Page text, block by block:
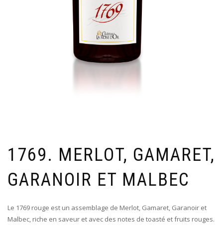
1769. MERLOT, GAMARET,
GARANOIR ET MALBEC
Le 1769 rouge est un assemblage de Merlot, Gamaret, Garanoir et
Malbec, riche en saveur et avec des notes de toasté et fruits rouges.